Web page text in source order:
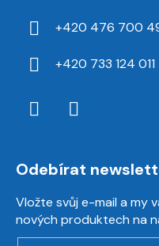
+420 476 700
+420 733 124 011
Odebírat
Vložte svůj e-mail a my
nových produktech na